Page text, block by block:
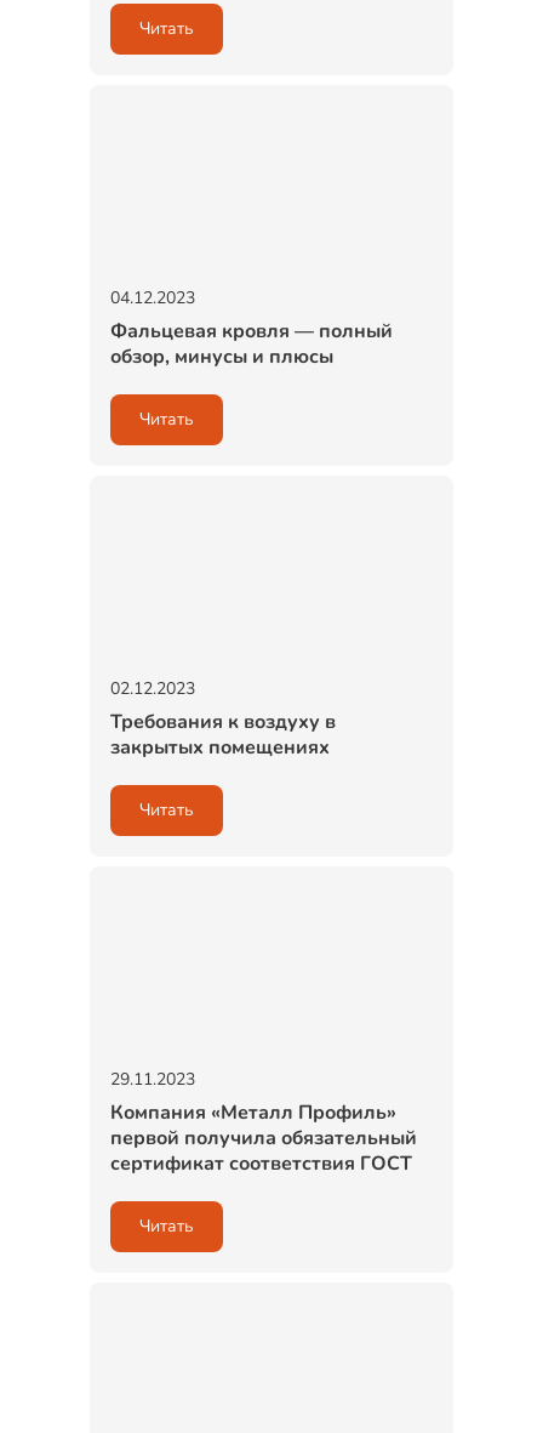
Читать
04.12.2023
Фальцевая кровля — полный
обзор, минусы и плюсы
Читать
02.12.2023
Требования к воздуху в
закрытых помещениях
Читать
29.11.2023
Компания «Металл Профиль»
первой получила обязательный
сертификат соответствия ГОСТ
Читать